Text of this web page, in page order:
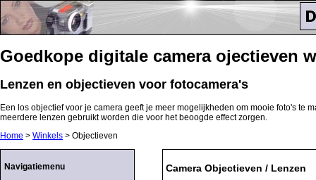
Goedkope digitale camera ojectieven
Lenzen en objectieven voor fotocamera's
Een los objectief voor je camera geeft je meer mogelijkheden om mooie foto's te
meerdere lenzen gebruikt worden die voor het beoogde effect zorgen.
Home > Winkels > Objectieven
Navigatiemenu Camera Objectieven / Lenzen